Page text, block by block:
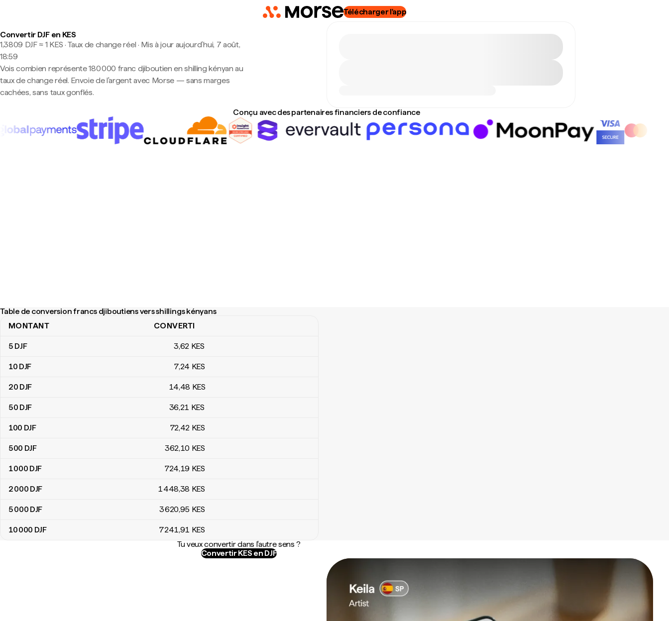
Télécharger l'app
Convertir DJF en KES
1,3809 DJF ≈ 1 KES · Taux de change réel · Mis à jour aujourd’hui, 7 août,
18:59
Vois combien représente 180 000 franc djiboutien en shilling kényan au
taux de change réel. Envoie de l'argent avec Morse — sans marges
cachées, sans taux gonflés.
Conçu avec des partenaires financiers de confiance
Table de conversion francs djiboutiens vers shillings kényans
Table de conversion francs djiboutiens vers shillings kényans
MONTANT CONVERTI
5 DJF 3,62 KES
10 DJF 7,24 KES
20 DJF 14,48 KES
50 DJF 36,21 KES
100 DJF 72,42 KES
500 DJF 362,10 KES
1 000 DJF 724,19 KES
2 000 DJF 1 448,38 KES
5 000 DJF 3 620,95 KES
10 000 DJF 7 241,91 KES
Tu veux convertir dans l'autre sens ?
Convertir KES en DJF